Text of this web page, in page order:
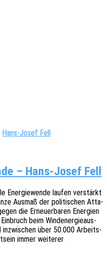
Hans-Josef Fell
– Hans-Josef Fell
Ener­gie­wen­de laufen verstärkt
Ausmaß der poli­ti­schen Atta­
die Erneu­er­ba­ren Ener­gien
beim Wind­ener­gie­aus­
inzwi­schen über 50.000 Arbeits­
immer weite­rer